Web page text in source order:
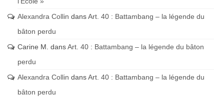
Alexandra Collin dansArt. 40 : Battambang – la légende du
bâton perdu
Carine M. dansArt. 40 : Battambang – la légende du bâton
perdu
Alexandra Collin dansArt. 40 : Battambang – la légende du
bâton perdu